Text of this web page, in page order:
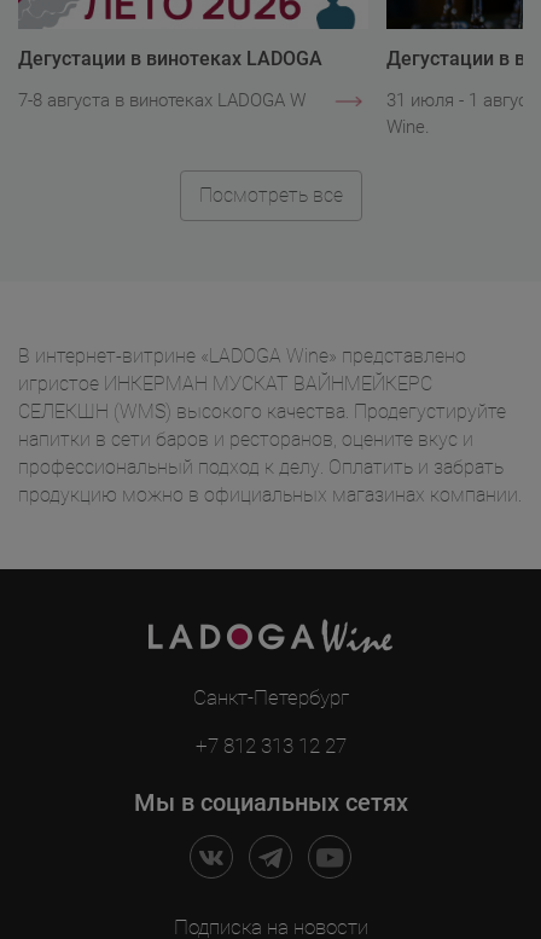
Дегустации в винотеках LADOGA
7-8 августа в винотеках LADOGA Wine.
Дегустации в
31 июля - 1
Wine.
Посмотреть все
В интернет-витрине «LADOGA Wine» представлено
игристое ИНКЕРМАН МУСКАТ ВАЙНМЕЙКЕРС
СЕЛЕКШН (WMS) высокого качества. Продегустируйте
напитки в сети баров и ресторанов, оцените вкус и
профессиональный подход к делу. Оплатить и забрать
продукцию можно в официальных магазинах компании.
Санкт-Петербург
+7 812 313 12 27
Мы в социальных сетях
Подписка на новости